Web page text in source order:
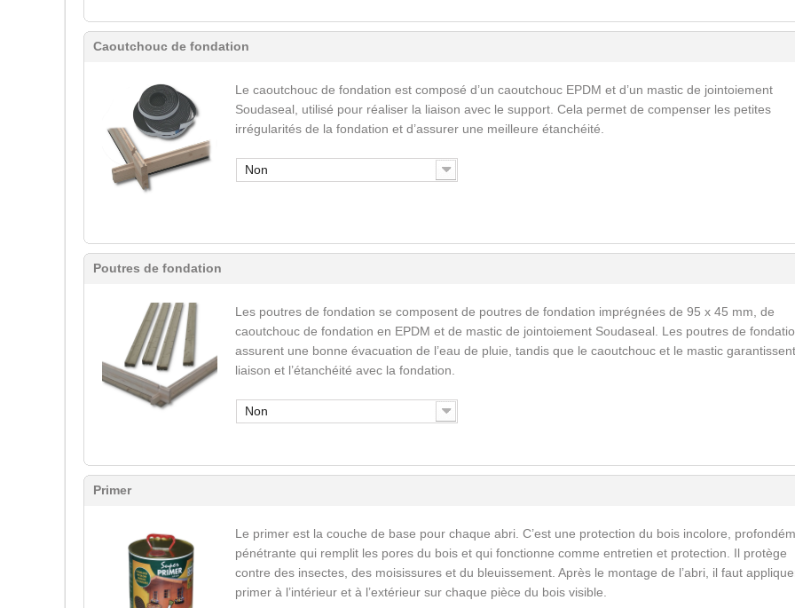
Caoutchouc de fondation
Le caoutchouc de fondation est composé d’un caoutchouc EPDM et d’un mastic de jointoiement
Soudaseal, utilisé pour réaliser la liaison avec le support. Cela permet de compenser les petites
irrégularités de la fondation et d’assurer une meilleure étanchéité.
Non
Poutres de fondation
Les poutres de fondation se composent de poutres de fondation imprégnées de 95 x 45 mm, de
caoutchouc de fondation en EPDM et de mastic de jointoiement Soudaseal. Les poutres de
assurent une bonne évacuation de l’eau de pluie, tandis que le caoutchouc et le mastic
liaison et l’étanchéité avec la fondation.
Non
Primer
Le primer est la couche de base pour chaque abri. C’est une protection du bois incolore,
pénétrante qui remplit les pores du bois et qui fonctionne comme entretien et protection. Il protège
contre des insectes, des moisissures et du bleuissement. Après le montage de l’abri, il faut
primer à l’intérieur et à l’extérieur sur chaque pièce du bois visible.